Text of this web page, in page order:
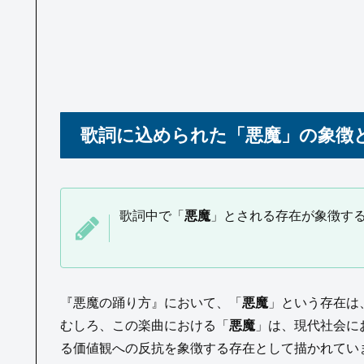
歌詞に込められた「悪魔」の象徴
歌詞中で「 悪魔 」とされる存在が象徴す
『悪魔の踊り方』において、「 悪魔 」という存在
むしろ、この楽曲における「 悪魔 」は、現代社会
る価値観への反抗を象徴する存在として描かれてい